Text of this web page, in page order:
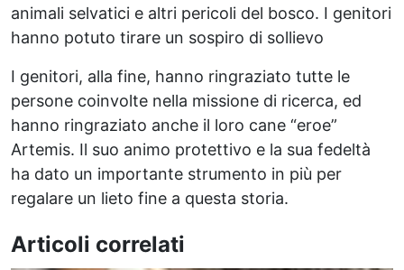
animali selvatici e altri pericoli del bosco. I genitori
hanno potuto tirare un sospiro di sollievo
I genitori, alla fine, hanno ringraziato tutte le
persone coinvolte nella missione di ricerca, ed
hanno ringraziato anche il loro cane “eroe”
Artemis. Il suo animo protettivo e la sua fedeltà
ha dato un importante strumento in più per
regalare un lieto fine a questa storia.
Articoli correlati